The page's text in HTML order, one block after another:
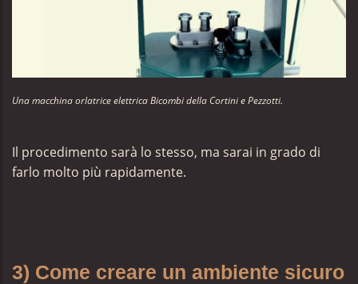
Una macchina orlatrice elettrica Bicombi della Cortini e Pezzotti.
Il procedimento sarà lo stesso, ma sarai in grado di
farlo molto più rapidamente.
3) Come creare un ambiente sicuro